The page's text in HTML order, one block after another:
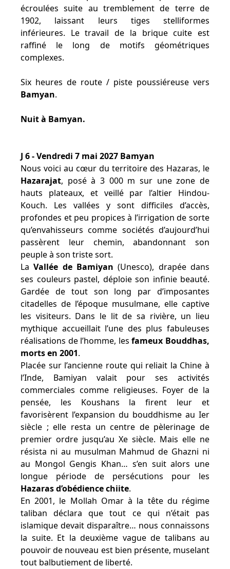
écroulées suite au tremblement de terre de
1902, laissant leurs tiges stelliformes
inférieures. Le travail de la brique cuite est
raffiné le long de motifs géométriques
complexes.
Six heures de route / piste poussiéreuse vers
Bamyan.
Nuit à Bamyan.
J 6 - Vendredi 7 mai 2027 Bamyan
Nous voici au cœur du territoire des Hazaras, le
Hazarajat, posé à 3 000 m sur une zone de
hauts plateaux, et veillé par l’altier Hindou-
Kouch. Les vallées y sont difficiles d’accès,
profondes et peu propices à l’irrigation de sorte
qu’envahisseurs comme sociétés d’aujourd’hui
passèrent leur chemin, abandonnant son
peuple à son triste sort.
LaVallée de Bamiyan (Unesco), drapée dans
ses couleurs pastel, déploie son infinie beauté.
Gardée de tout son long par d’imposantes
citadelles de l’époque musulmane, elle captive
les visiteurs. Dans le lit de sa rivière, un lieu
mythique accueillait l’une des plus fabuleuses
réalisations de l’homme, lesfameux Bouddhas,
morts en 2001.
Placée sur l’ancienne route qui reliait la Chine à
l’Inde, Bamiyan valait pour ses activités
commerciales comme religieuses. Foyer de la
pensée, les Koushans la firent leur et
favorisèrent l’expansion du bouddhisme au Ier
siècle ; elle resta un centre de pèlerinage de
premier ordre jusqu’au Xe siècle. Mais elle ne
résista ni au musulman Mahmud de Ghazni ni
au Mongol Gengis Khan… s’en suit alors une
longue période de persécutions pour les
Hazaras d’obédience chiite.
En 2001, le Mollah Omar à la tête du régime
taliban déclara que tout ce qui n’était pas
islamique devait disparaître… nous connaissons
la suite. Et la deuxième vague de talibans au
pouvoir de nouveau est bien présente, muselant
tout balbutiement de liberté.